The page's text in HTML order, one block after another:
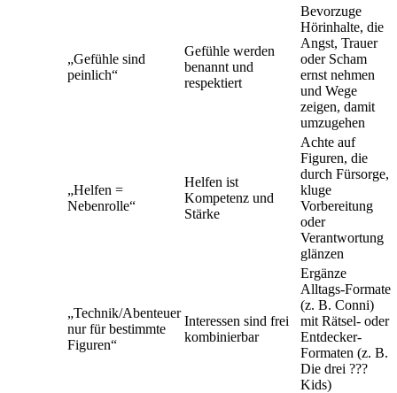
„Gefühle sind
peinlich“
Gefühle werden
benannt und
respektiert
Bevorzuge
Hörinhalte, die
Angst, Trauer
oder Scham
ernst nehmen
und Wege
zeigen, damit
umzugehen
„Helfen =
Nebenrolle“
Helfen ist
Kompetenz und
Stärke
Achte auf
Figuren, die
durch Fürsorge,
kluge
Vorbereitung
oder
Verantwortung
glänzen
„Technik/Abenteuer
nur für bestimmte
Figuren“
Interessen sind frei
kombinierbar
Ergänze
Alltags-Formate
(z. B. Conni)
mit Rätsel- oder
Entdecker-
Formaten (z. B.
Die drei ???
Kids)